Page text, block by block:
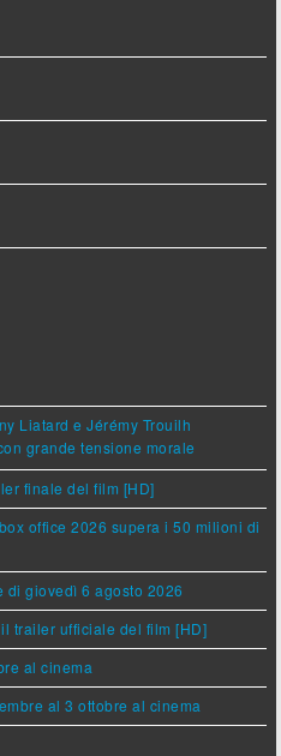
Liatard e Jérémy Trouilh
grande tensione morale
finale del film [HD]
office 2026 supera i 50 milioni di
di giovedì 6 agosto 2026
trailer ufficiale del film [HD]
al cinema
al 3 ottobre al cinema